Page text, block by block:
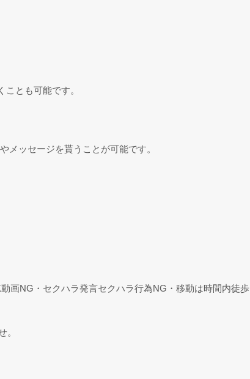
とも可能です。
メッセージを貰うことが可能です。
画NG・セクハラ発言セクハラ行為NG・移動は時間内徒歩
。